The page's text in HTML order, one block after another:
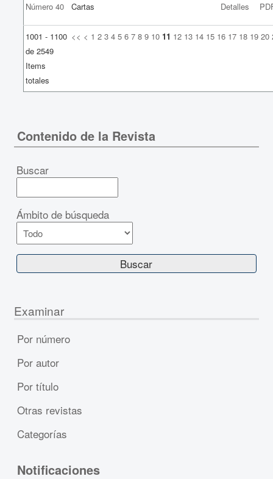
Número 40 Cartas Detalles
1001 - 1100
de 2549
Items
totales
<< < 1 2 3 4 5 6 7 8 9 10 11 12 13 14 15 16 17 18 19 20
Contenido de la Revista
Buscar
Ámbito de búsqueda
Examinar
Por número
Por autor
Por título
Otras revistas
Categorías
Notificaciones